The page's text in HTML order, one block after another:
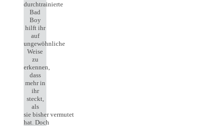
durchtrainierte
Bad
Boy
hilft ihr
auf
ungewöhnliche
Weise
zu
erkennen,
dass
mehr in
ihr
steckt,
als
sie bisher vermutet
hat. Doch